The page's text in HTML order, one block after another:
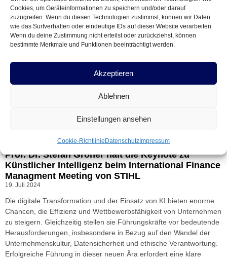
Cookies, um Geräteinformationen zu speichern und/oder darauf
zuzugreifen. Wenn du diesen Technologien zustimmst, können wir Daten
wie das Surfverhalten oder eindeutige IDs auf dieser Website verarbeiten.
Wenn du deine Zustimmung nicht erteilst oder zurückziehst, können
bestimmte Merkmale und Funktionen beeinträchtigt werden.
Akzeptieren
Ablehnen
Einstellungen ansehen
Cookie-Richtlinie Datenschutz Impressum
Prof. Dr. Stefan Gröner hält die Keynote zu
Künstlicher Intelligenz beim International Finance
Managment Meeting von STIHL
19. Juli 2024
Die digitale Transformation und der Einsatz von KI bieten enorme
Chancen, die Effizienz und Wettbewerbsfähigkeit von Unternehmen
zu steigern. Gleichzeitig stellen sie Führungskräfte vor bedeutende
Herausforderungen, insbesondere in Bezug auf den Wandel der
Unternehmenskultur, Datensicherheit und ethische Verantwortung.
Erfolgreiche Führung in dieser neuen Ära erfordert eine klare